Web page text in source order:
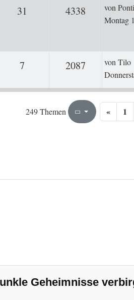
31 Antworten4338 Zugriffe
Letzter
von
Montag
7 Antworten2087 Zugriffe
Letzter
vonTilo
249 Themen Seite3 von
« 1
Geheimnisse